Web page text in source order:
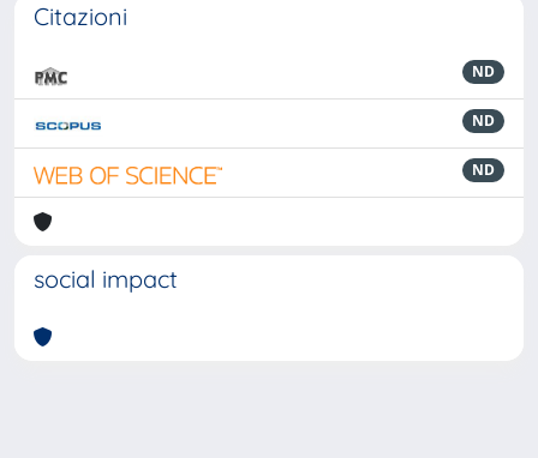
Citazioni
ND
ND
ND
social impact